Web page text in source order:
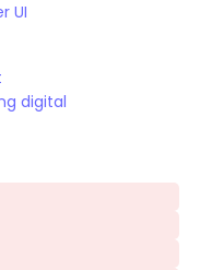
UI
digital